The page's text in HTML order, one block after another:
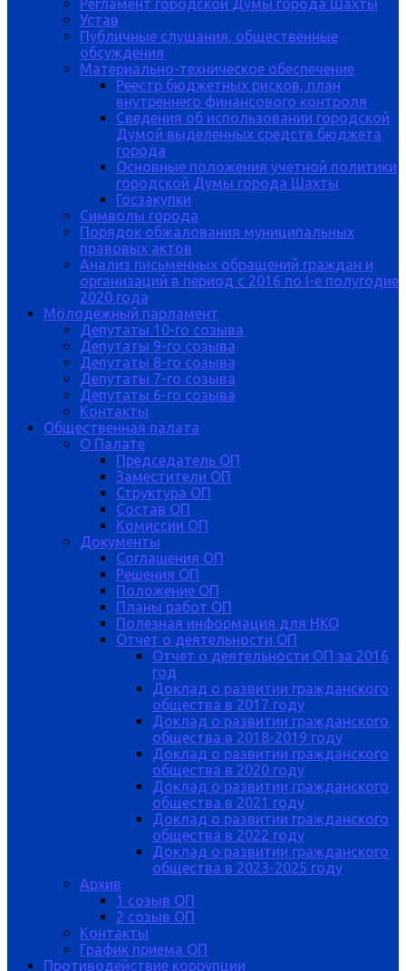
Регламент городской Думы города Шахты
Устав
Публичные слушания, общественные
обсуждения
Материально-техническое обеспечение
Реестр бюджетных рисков, план
внутреннего финансового контроля
Сведения об использовании городской
Думой выделенных средств бюджета
города
Основные положения учетной политики
городской Думы города Шахты
Госзакупки
Символы города
Порядок обжалования муниципальных
правовых актов
Анализ письменных обращений граждан и
организаций в период с 2016 по I-е полугодие
2020 года
Молодежный парламент
Депутаты 10-го созыва
Депутаты 9-го созыва
Депутаты 8-го созыва
Депутаты 7-го созыва
Депутаты 6-го созыва
Контакты
Общественная палата
О Палате
Председатель ОП
Заместители ОП
Структура ОП
Состав ОП
Комиссии ОП
Документы
Соглашения ОП
Решения ОП
Положение ОП
Планы работ ОП
Полезная информация для НКО
Отчет о деятельности ОП
Отчет о деятельности ОП за 2016
год
Доклад о развитии гражданского
общества в 2017 году
Доклад о развитии гражданского
общества в 2018-2019 году
Доклад о развитии гражданского
общества в 2020 году
Доклад о развитии гражданского
общества в 2021 году
Доклад о развитии гражданского
общества в 2022 году
Доклад о развитии гражданского
общества в 2023-2025 году
Архив
1 созыв ОП
2 созыв ОП
Контакты
График приема ОП
Противодействие коррупции